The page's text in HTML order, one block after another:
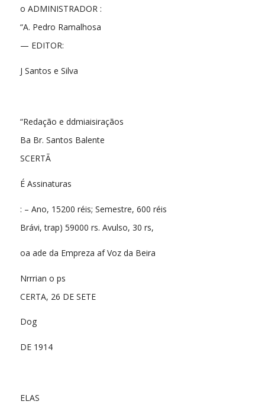
o ADMINISTRADOR :
“A. Pedro Ramalhosa
— EDITOR:
J Santos e Silva
“Redação e ddmiaisiraçãos
Ba Br. Santos Balente
SCERTÃ
É Assinaturas
: – Ano, 15200 réis; Semestre, 600 réis
Brávi, trap) 59000 rs. Avulso, 30 rs,
oa ade da Empreza af Voz da Beira
Nrrrian o ps
CERTA, 26 DE SETE
Dog
DE 1914
ELAS